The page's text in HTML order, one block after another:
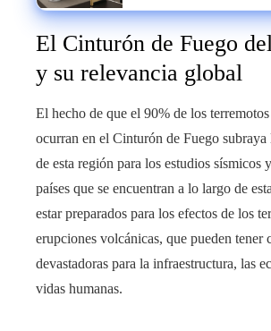
El Cinturón de Fuego
y su relevancia global
El hecho de que el 90% de los
ocurran en el Cinturón de Fuego subraya
de esta región para los estudios sísmicos
países que se encuentran a lo largo de
estar preparados para los efectos de los
erupciones volcánicas, que pueden tener
devastadoras para la infraestructura, las
vidas humanas.